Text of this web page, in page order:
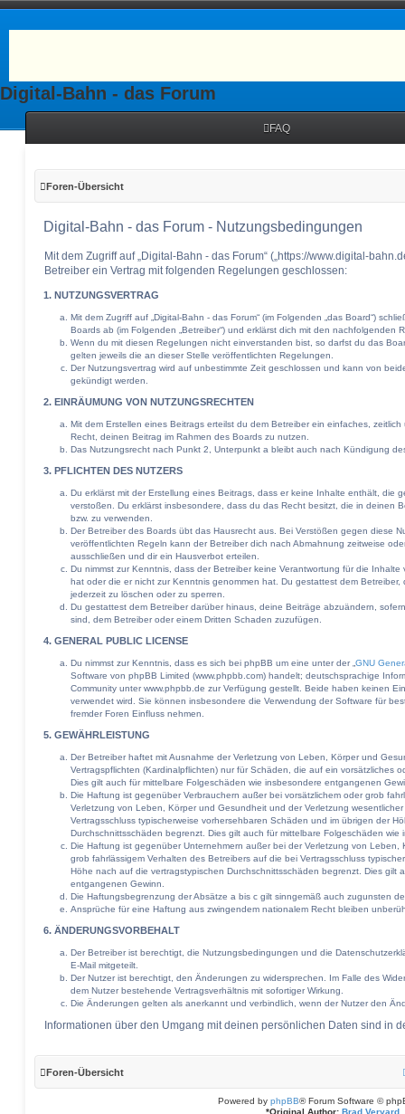
Digital-Bahn - das Forum
FAQ
Foren-Übersicht
Digital-Bahn - das Forum - Nutzungsbedingungen
Mit dem Zugriff auf „Digital-Bahn - das Forum“ („https://www.digital-
Betreiber ein Vertrag mit folgenden Regelungen geschlossen:
1. NUTZUNGSVERTRAG
Mit dem Zugriff auf „Digital-Bahn - das Forum“ (im Folgenden „das Board“)
Boards ab (im Folgenden „Betreiber“) und erklärst dich mit den nachfolgenden
Wenn du mit diesen Regelungen nicht einverstanden bist, so darfst du das
gelten jeweils die an dieser Stelle veröffentlichten Regelungen.
Der Nutzungsvertrag wird auf unbestimmte Zeit geschlossen und kann von
gekündigt werden.
2. EINRÄUMUNG VON NUTZUNGSRECHTEN
Mit dem Erstellen eines Beitrags erteilst du dem Betreiber ein einfaches,
Recht, deinen Beitrag im Rahmen des Boards zu nutzen.
Das Nutzungsrecht nach Punkt 2, Unterpunkt a bleibt auch nach Kündigung
3. PFLICHTEN DES NUTZERS
Du erklärst mit der Erstellung eines Beitrags, dass er keine Inhalte enthält, die
verstoßen. Du erklärst insbesondere, dass du das Recht besitzt, die in deinen
bzw. zu verwenden.
Der Betreiber des Boards übt das Hausrecht aus. Bei Verstößen gegen diese
veröffentlichten Regeln kann der Betreiber dich nach Abmahnung zeitweise
ausschließen und dir ein Hausverbot erteilen.
Du nimmst zur Kenntnis, dass der Betreiber keine Verantwortung für die
hat oder die er nicht zur Kenntnis genommen hat. Du gestattest dem
jederzeit zu löschen oder zu sperren.
Du gestattest dem Betreiber darüber hinaus, deine Beiträge abzuändern,
sind, dem Betreiber oder einem Dritten Schaden zuzufügen.
4. GENERAL PUBLIC LICENSE
Du nimmst zur Kenntnis, dass es sich bei phpBB um eine unter der „ GNU
Software von phpBB Limited (www.phpbb.com) handelt; deutschsprachige
Community unter www.phpbb.de zur Verfügung gestellt. Beide haben keinen
verwendet wird. Sie können insbesondere die Verwendung der Software für
fremder Foren Einfluss nehmen.
5. GEWÄHRLEISTUNG
Der Betreiber haftet mit Ausnahme der Verletzung von Leben, Körper und
Vertragspflichten (Kardinalpflichten) nur für Schäden, die auf ein vorsätzliches
Dies gilt auch für mittelbare Folgeschäden wie insbesondere entgangenen
Die Haftung ist gegenüber Verbrauchern außer bei vorsätzlichem oder grob
Verletzung von Leben, Körper und Gesundheit und der Verletzung
Vertragsschluss typischerweise vorhersehbaren Schäden und im übrigen der
Durchschnittsschäden begrenzt. Dies gilt auch für mittelbare Folgeschäden
Die Haftung ist gegenüber Unternehmern außer bei der Verletzung von
grob fahrlässigem Verhalten des Betreibers auf die bei Vertragsschluss
Höhe nach auf die vertragstypischen Durchschnittsschäden begrenzt. Dies gilt
entgangenen Gewinn.
Die Haftungsbegrenzung der Absätze a bis c gilt sinngemäß auch zugunsten
Ansprüche für eine Haftung aus zwingendem nationalem Recht bleiben
6. ÄNDERUNGSVORBEHALT
Der Betreiber ist berechtigt, die Nutzungsbedingungen und die
E-Mail mitgeteilt.
Der Nutzer ist berechtigt, den Änderungen zu widersprechen. Im Falle des
dem Nutzer bestehende Vertragsverhältnis mit sofortiger Wirkung.
Die Änderungen gelten als anerkannt und verbindlich, wenn der Nutzer den
Informationen über den Umgang mit deinen persönlichen Daten sind in
Foren-Übersicht
Powered by phpBB® Forum Software ©
*Original Author: Brad Veryard